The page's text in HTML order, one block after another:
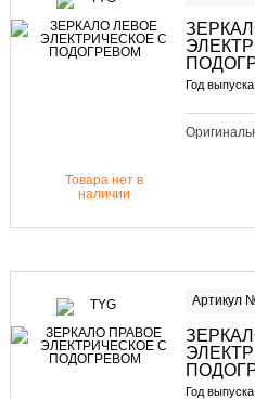
Год
Товара нет в
наличии
Артикул
Год